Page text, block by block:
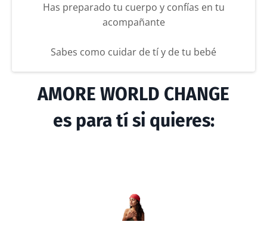
Has preparado tu cuerpo y confías en tu
acompañante
Sabes como cuidar de tí y de tu bebé
AMORE WORLD CHANGE
es para tí si quieres: